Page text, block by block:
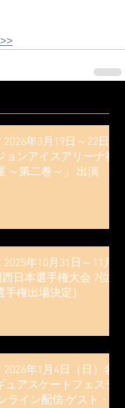
年3月19日～22日
ョンアイスアリーナ福
～第二巻～」 出演
年10月31日～11月
西日本選手権大会 7位
手権出場決定）
年1月4日（日）名
ュアスケートフェステ
ライン配信 ゲスト・